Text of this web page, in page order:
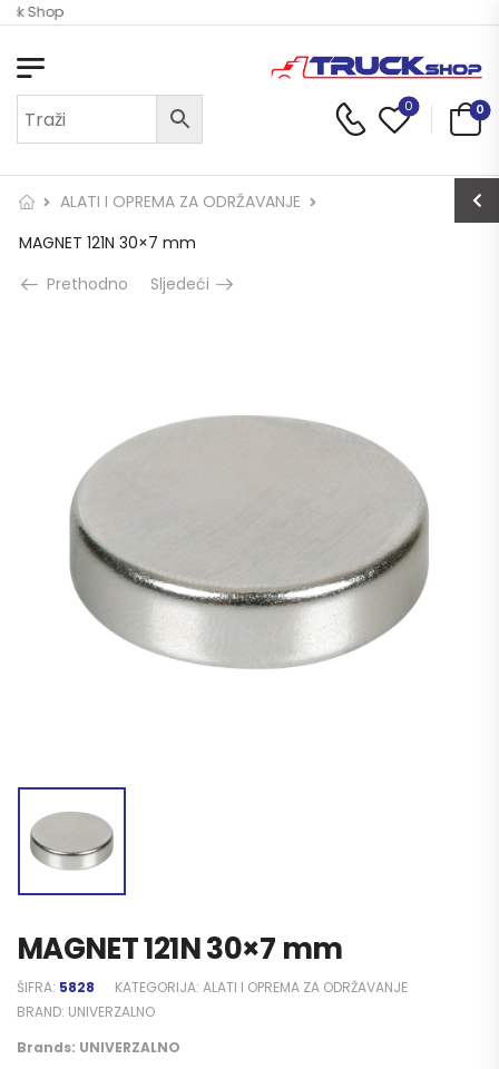
Shop
0 0
ALATI I OPREMA ZA ODRŽAVANJE
MAGNET 121N 30×7 mm
Prethodno
Sljedeći
MAGNET 121N 30×7 mm
ŠIFRA: 5828 KATEGORIJA: ALATI I OPREMA ZA ODRŽAVANJE
BRAND: UNIVERZALNO
Brands: UNIVERZALNO